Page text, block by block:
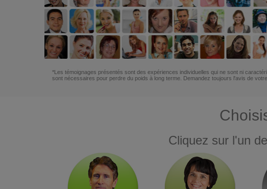
*Les témoignages présentés sont des expériences individuelles qui ne sont ni
sont nécessaires pour perdre du poids à long terme. Demandez toujours l'avis de
Cliquez sur l'un